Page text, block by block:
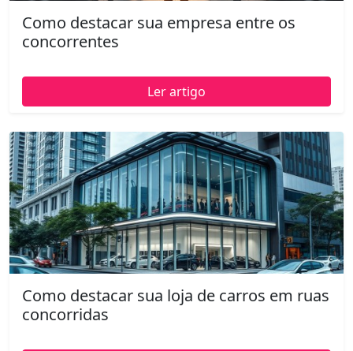
Como destacar sua empresa entre os
concorrentes
Ler artigo
Como destacar sua loja de carros em ruas
concorridas